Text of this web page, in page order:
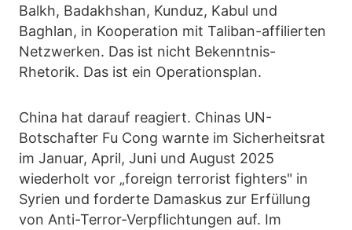
Balkh, Badakhshan, Kunduz, Kabul und
Baghlan, in Kooperation mit Taliban-affilierten
Netzwerken. Das ist nicht Bekenntnis-
Rhetorik. Das ist ein Operationsplan.
China hat darauf reagiert. Chinas UN-
Botschafter Fu Cong warnte im Sicherheitsrat
im Januar, April, Juni und August 2025
wiederholt vor „foreign terrorist fighters" in
Syrien und forderte Damaskus zur Erfüllung
von Anti-Terror-Verpflichtungen auf. Im